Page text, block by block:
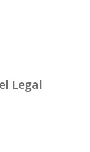
Legal